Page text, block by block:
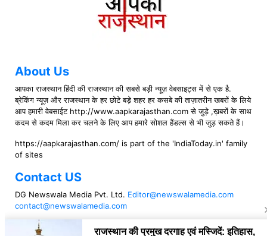
About Us
आपका राजस्थान हिंदी की राजस्थान की सबसे बड़ी न्यूज़ वेबसाइट्स में से एक है.
ब्रेकिंग न्यूज़ और राजस्थान के हर छोटे बड़े शहर हर कसबे की ताज़ातरीन खबरों के लिये
आप हमारी वेबसाईट http://www.aapkarajasthan.com से जुड़े ,ख़बरों के साथ
कदम से कदम मिला कर चलने के लिए आप हमारे सोशल हैंडल्स से भी जुड़ सकते हैं।
https://aapkarajasthan.com/ is part of the 'IndiaToday.in' family
of sites
Contact US
DG Newswala Media Pvt. Ltd. Editor@newswalamedia.com
contact@newswalamedia.com
Follow US